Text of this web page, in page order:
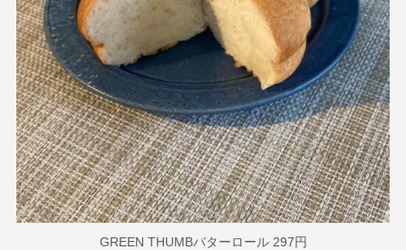
GREEN THUMBバターロール 297円